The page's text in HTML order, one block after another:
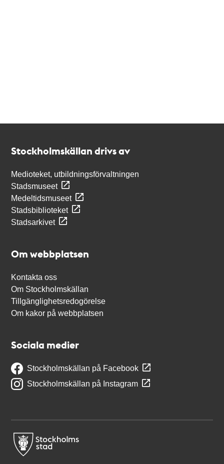
Stockholmskällan drivs av
Medioteket, utbildningsförvaltningen
Stadsmuseet
Medeltidsmuseet
Stadsbiblioteket
Stadsarkivet
Om webbplatsen
Kontakta oss
Om Stockholmskällan
Tillgänglighetsredogörelse
Om kakor på webbplatsen
Sociala medier
Stockholmskällan på Facebook
Stockholmskällan på Instagram